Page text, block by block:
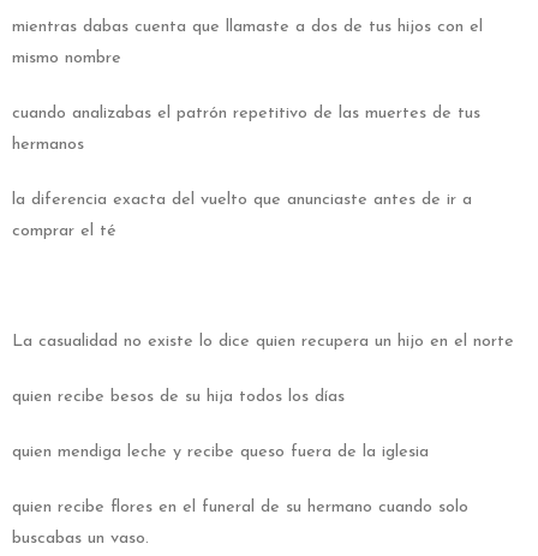
mientras dabas cuenta que llamaste a dos de tus hijos con el
mismo nombre
cuando analizabas el patrón repetitivo de las muertes de tus
hermanos
la diferencia exacta del vuelto que anunciaste antes de ir a
comprar el té
La casualidad no existe lo dice quien recupera un hijo en el norte
quien recibe besos de su hija todos los días
quien mendiga leche y recibe queso fuera de la iglesia
quien recibe flores en el funeral de su hermano cuando solo
buscabas un vaso.